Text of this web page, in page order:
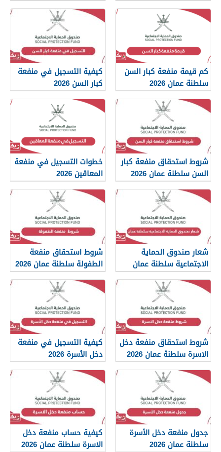
كم قيمة منفعة كبار السن
سلطنة عمان 2026
كيفية التسجيل في منفعة
كبار السن 2026
شروط استحقاق منفعة كبار
السن سلطنة عمان 2026
خطوات التسجيل في منفعة
المعاقين 2026
شعار صندوق الحماية
الاجتماعية سلطنة عمان
2026
شروط استحقاق منفعة
الطفولة سلطنة عمان 2026
شروط استحقاق منفعة دخل
الاسرة سلطنة عمان 2026
كيفية التسجيل في منفعة
دخل الأسرة 2026
جدول منفعة دخل الأسرة
سلطنة عمان 2026
كيفية حساب منفعة دخل
الاسرة سلطنة عمان 2026